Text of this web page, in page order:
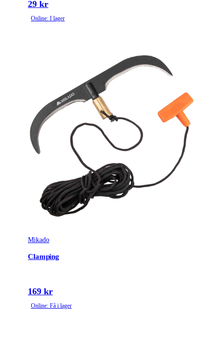
29 kr
Online: I lager
Mikado
Clamping
169 kr
Online: Få i lager